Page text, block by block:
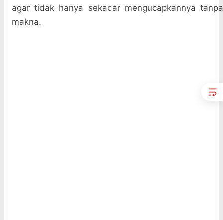
agar tidak hanya sekadar mengucapkannya tanpa
makna.